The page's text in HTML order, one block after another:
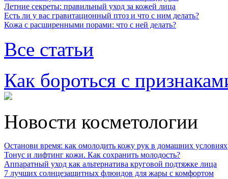
Летние секреты: правильный уход за кожей лица
Есть ли у вас гравитационный птоз и что с ним делать?
Кожа с расширенными порами: что с ней делать?
Все статьи
Как бороться с
Новости косметологии
Останови время: как омолодить кожу рук в домашних условиях
Тонус и лифтинг кожи. Как сохранить молодость?
Аппаратный уход как альтернатива круговой подтяжке лица
7 лучших солнцезащитных флюидов для жары с комфортом